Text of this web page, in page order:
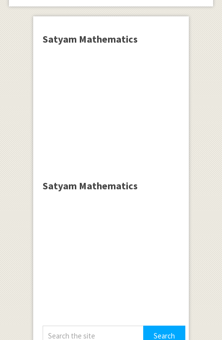
Satyam Mathematics
Satyam Mathematics